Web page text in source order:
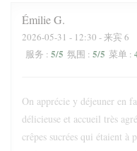
ÉmilieG
2026-05-31 - 12:30 - 来宾 6
服务 : 5/5 氛围 : 5/5 菜单 :
On apprécie y déjeuner en
délicieuse et accueil très
crêpes sucrées qui étaient à